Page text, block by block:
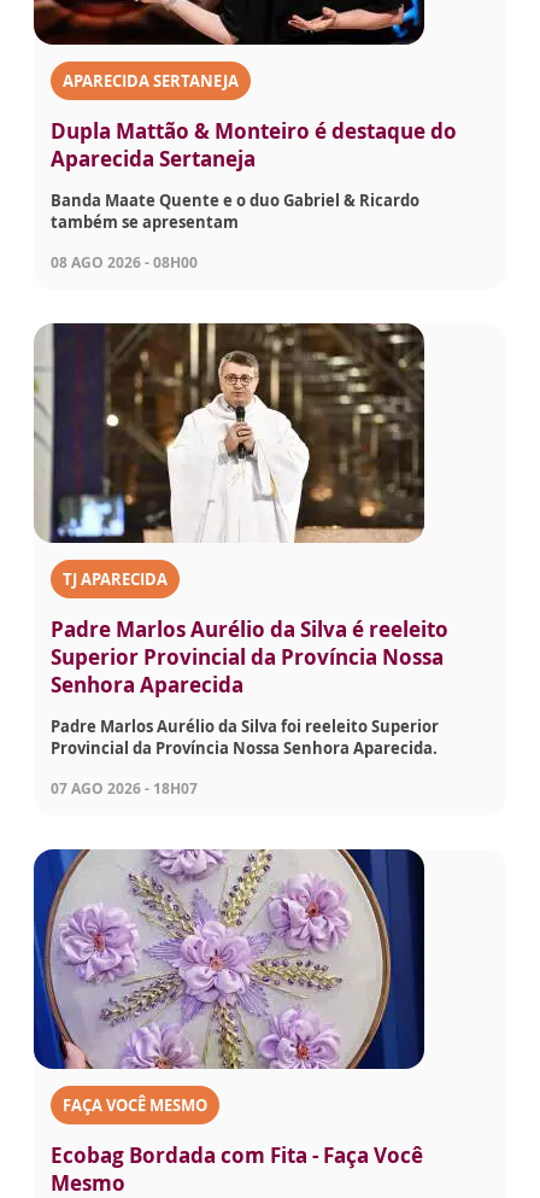
APARECIDA SERTANEJA
Dupla Mattão & Monteiro é destaque do
Aparecida Sertaneja
Banda Maate Quente e o duo Gabriel & Ricardo
também se apresentam
08 AGO 2026 - 08H00
TJ APARECIDA
Padre Marlos Aurélio da Silva é reeleito
Superior Provincial da Província Nossa
Senhora Aparecida
Padre Marlos Aurélio da Silva foi reeleito Superior
Provincial da Província Nossa Senhora Aparecida.
07 AGO 2026 - 18H07
FAÇA VOCÊ MESMO
Ecobag Bordada com Fita - Faça Você
Mesmo